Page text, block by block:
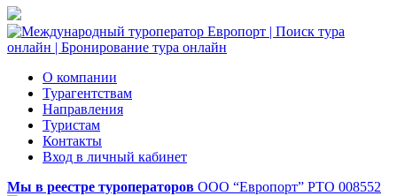
О компании
Турагентствам
Направления
Туристам
Контакты
Вход в личный кабинет
Мы в реестре туроператоров ООО “Европорт” РТО 008552